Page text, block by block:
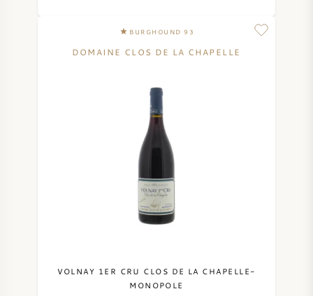
BURGHOUND 93
DOMAINE CLOS DE LA CHAPELLE
VOLNAY 1ER CRU CLOS DE LA CHAPELLE-
MONOPOLE